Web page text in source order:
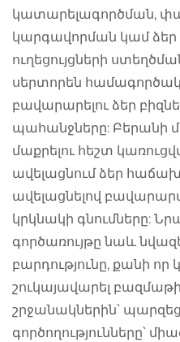
կատարելագործման,
կարգավորման կամ
ուղեցույցների
սերտորեն
բավարարելու ձեր
պահանջները: Բերանի
մաքրելու հեշտ
ավելացնում ձեր
ավելացնելով
կրկնակի գնումները:
գործառույթը նաև
բարդությունը, քանի
շուկայավարել
շրջանակներին՝
գործողությունները՝